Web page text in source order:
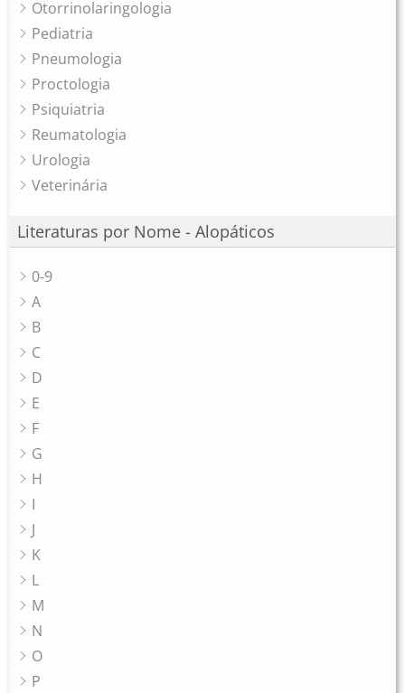
Otorrinolaringologia
Pediatria
Pneumologia
Proctologia
Psiquiatria
Reumatologia
Urologia
Veterinária
Literaturas por Nome - Alopáticos
0-9
A
B
C
D
E
F
G
H
I
J
K
L
M
N
O
P